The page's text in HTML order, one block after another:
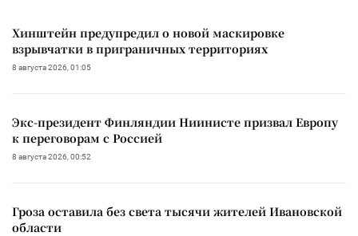
Хинштейн предупредил о новой маскировке
взрывчатки в приграничных территориях
8 августа 2026, 01:05
Экс-президент Финляндии Ниинисте призвал Европу
к переговорам с Россией
8 августа 2026, 00:52
Гроза оставила без света тысячи жителей Ивановской
области